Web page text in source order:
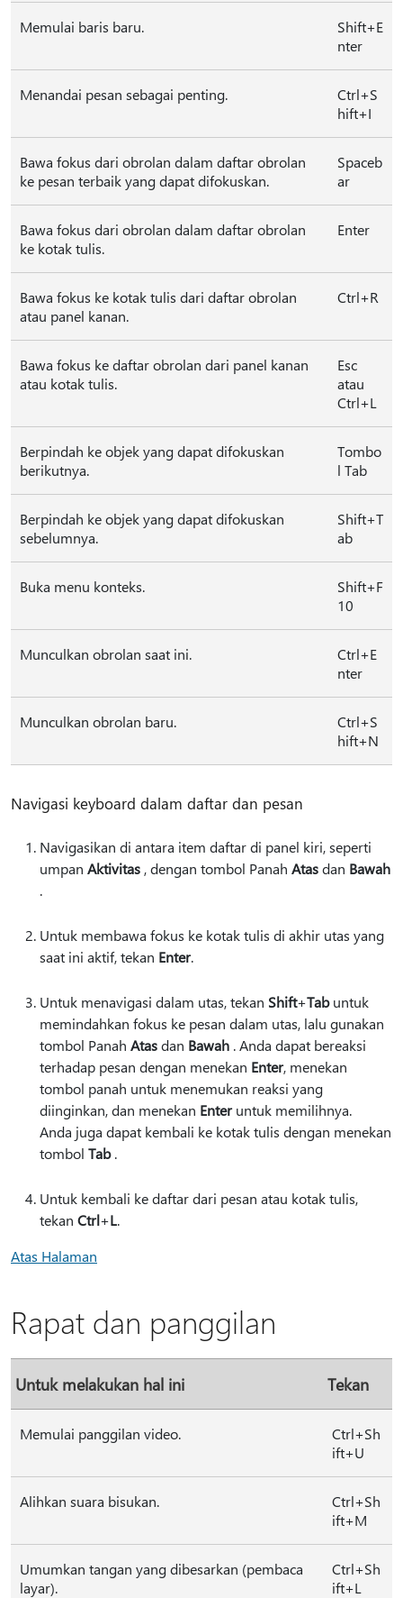
Memulai baris baru.
Shift+E
nter
Menandai pesan sebagai penting.
Ctrl+S
hift+I
Bawa fokus dari obrolan dalam daftar obrolan
ke pesan terbaik yang dapat difokuskan.
Spaceb
ar
Bawa fokus dari obrolan dalam daftar obrolan
ke kotak tulis.
Enter
Bawa fokus ke kotak tulis dari daftar obrolan
atau panel kanan.
Ctrl+R
Bawa fokus ke daftar obrolan dari panel kanan
atau kotak tulis.
Esc
atau
Ctrl+L
Berpindah ke objek yang dapat difokuskan
berikutnya.
Tombo
l Tab
Berpindah ke objek yang dapat difokuskan
sebelumnya.
Shift+T
ab
Buka menu konteks.
Shift+F
10
Munculkan obrolan saat ini.
Ctrl+E
nter
Munculkan obrolan baru.
Ctrl+S
hift+N
Navigasi keyboard dalam daftar dan pesan
Navigasikan di antara item daftar di panel kiri, seperti
umpan Aktivitas , dengan tombol Panah Atasdan Bawah
.
Untuk membawa fokus ke kotak tulis di akhir utas yang
saat ini aktif, tekan Enter.
Untuk menavigasi dalam utas, tekan Shift+Tabuntuk
memindahkan fokus ke pesan dalam utas, lalu gunakan
tombol Panah Atasdan Bawah . Anda dapat bereaksi
terhadap pesan dengan menekan Enter, menekan
tombol panah untuk menemukan reaksi yang
diinginkan, dan menekan Enteruntuk memilihnya.
Anda juga dapat kembali ke kotak tulis dengan menekan
tombol Tab.
Untuk kembali ke daftar dari pesan atau kotak tulis,
tekan Ctrl+L.
Atas Halaman
Rapat dan panggilan
Untuk melakukan hal ini Tekan
Memulai panggilan video.
Ctrl+Sh
ift+U
Alihkan suara bisukan.
Ctrl+Sh
ift+M
Umumkan tangan yang dibesarkan (pembaca
layar).
Ctrl+Sh
ift+L